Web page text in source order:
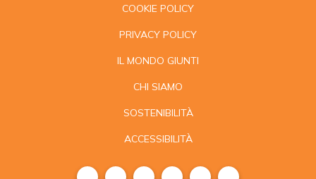
COOKIE POLICY
PRIVACY POLICY
IL MONDO GIUNTI
CHI SIAMO
SOSTENIBILITÀ
ACCESSIBILITÀ